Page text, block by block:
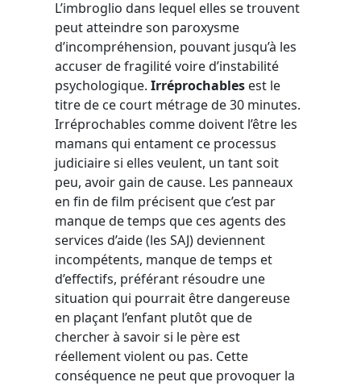
L’imbroglio dans lequel elles se trouvent
peut atteindre son paroxysme
d’incompréhension, pouvant jusqu’à les
accuser de fragilité voire d’instabilité
psychologique. Irréprochables est le
titre de ce court métrage de 30 minutes.
Irréprochables comme doivent l’être les
mamans qui entament ce processus
judiciaire si elles veulent, un tant soit
peu, avoir gain de cause. Les panneaux
en fin de film précisent que c’est par
manque de temps que ces agents des
services d’aide (les SAJ) deviennent
incompétents, manque de temps et
d’effectifs, préférant résoudre une
situation qui pourrait être dangereuse
en plaçant l’enfant plutôt que de
chercher à savoir si le père est
réellement violent ou pas. Cette
conséquence ne peut que provoquer la